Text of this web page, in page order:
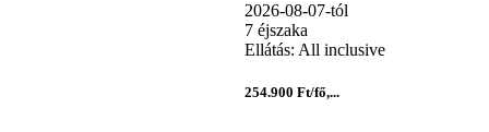
2026-08-07-tól
7 éjszaka
Ellátás: All inclusive
254.900 Ft/fő,...